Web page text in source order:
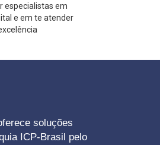
especialistas em
e em te atender
soluções
ICP-Brasil pelo